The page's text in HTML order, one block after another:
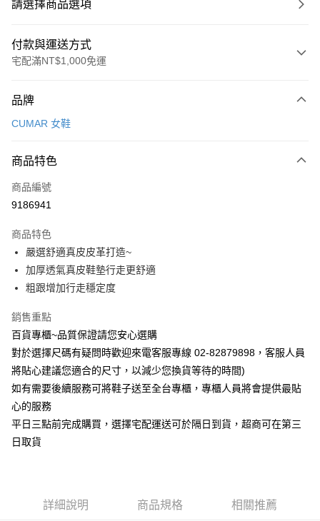
請選擇商品選項
付款與運送方式
宅配滿NT$1,000免運
信用卡一次付款
Apple Pay
街口支付
宅配
每筆NT$90，滿NT$1,000(含以上)免運費
品牌
CUMAR 女鞋
商品特色
商品編號
9186941
商品特色
嚴選舒適真皮皮革打造~
加厚透氣真皮鞋墊行走更舒適
粗跟增加行走穩定度
銷售重點
百貨專櫃~品質保證請您安心選購
對於選擇尺碼有疑問時歡迎來電客服專線 02-82879898，客服人員
將貼心建議您適合的尺寸，以減少您換貨等待的時間)
如有需要後續服務可將鞋子送至全台專櫃，專櫃人員將會提供最貼
心的服務
平日三點前完成購買，選擇宅配運送可於隔日到貨，超商可在第三
日取貨
詳細說明 商品規格 相關推薦